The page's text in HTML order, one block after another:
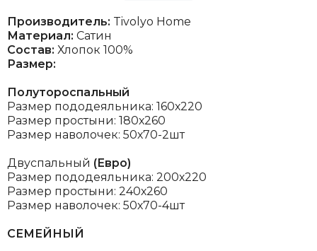
Производитель: Tivolyo Home
Материал: Сатин
Состав: Хлопок 100%
Размер:
Полутороспальный
Размер пододеяльника: 160х220
Размер простыни: 180х260
Размер наволочек: 50х70-2шт
Двуспальный (Евро)
Размер пододеяльника: 200х220
Размер простыни: 240х260
Размер наволочек: 50х70-4шт
СЕМЕЙНЫЙ